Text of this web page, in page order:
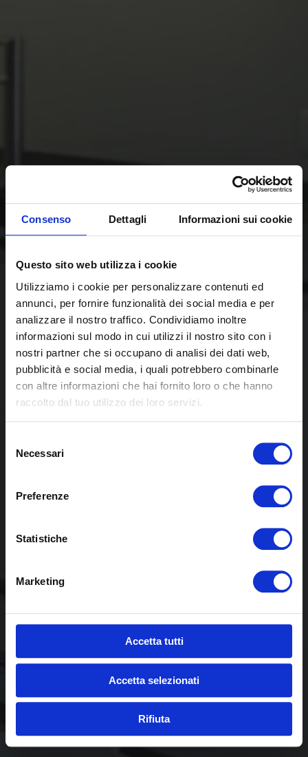
Consenso Dettagli Informazioni sui cookie
Questo sito web utilizza i cookie
Utilizziamo i cookie per personalizzare contenuti ed
annunci, per fornire funzionalità dei social media e per
analizzare il nostro traffico. Condividiamo inoltre
informazioni sul modo in cui utilizzi il nostro sito con i
nostri partner che si occupano di analisi dei dati web,
pubblicità e social media, i quali potrebbero combinarle
con altre informazioni che hai fornito loro o che hanno
raccolto dal tuo utilizzo dei loro servizi.
delNecessari
Preferenze
Statistiche
Marketing
Accetta tutti
Accetta selezionati
Rifiuta